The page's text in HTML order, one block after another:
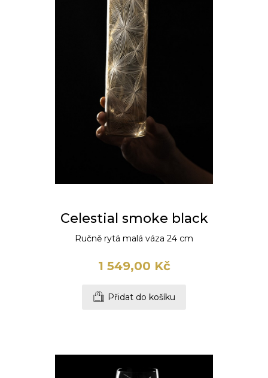
Celestial smoke black
Ručně rytá malá váza 24 cm
1 549,00 Kč
Přidat do košíku